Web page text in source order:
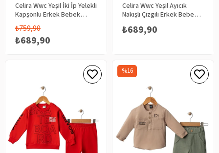
Celira Wwc Yeşil İki İp Yelekli
Kapşonlu Erkek Bebek
Takım
₺689,90
₺759,90
Celira Wwc Yeşil Ayıcık
Nakışlı Çizgili Erkek Bebek
₺689,90
%16